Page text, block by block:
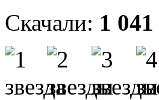
Скачали: 1 041